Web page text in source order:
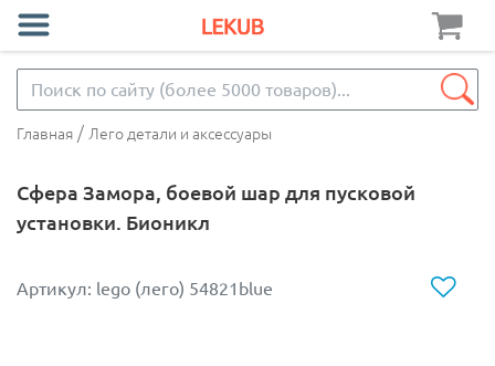
Главная / Лего детали и аксессуары
Сфера Замора, боевой шар для пусковой
установки. Бионикл
Артикул: lego (лего) 54821blue